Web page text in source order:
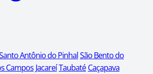
Antônio do PinhalSão Bento do
Campos JacareíTaubaté Caçapava